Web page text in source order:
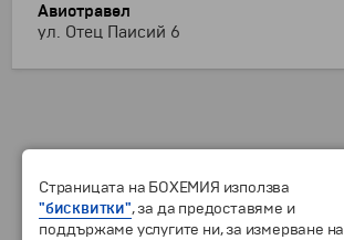
Авиотравел
ул. Отец Паисий 6
Страницата на БОХЕМИЯ използва
"бисквитки", за да предоставяме и
поддържаме услугите ни, за измерване на